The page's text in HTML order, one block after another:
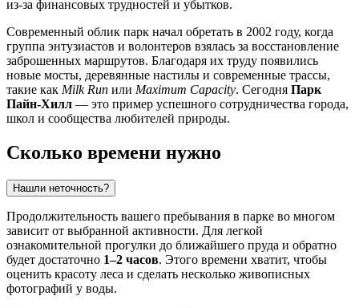
из-за финансовых трудностей и убытков.
Современный облик парк начал обретать в 2002 году, когда
группа энтузиастов и волонтеров взялась за восстановление
заброшенных маршрутов. Благодаря их труду появились
новые мосты, деревянные настилы и современные трассы,
такие как Milk Run или Maximum Capacity. Сегодня Парк
Пайн-Хилл — это пример успешного сотрудничества города,
школ и сообщества любителей природы.
Сколько времени нужно
Нашли неточность?
Продолжительность вашего пребывания в парке во многом
зависит от выбранной активности. Для легкой
ознакомительной прогулки до ближайшего пруда и обратно
будет достаточно 1–2 часов. Этого времени хватит, чтобы
оценить красоту леса и сделать несколько живописных
фотографий у воды.